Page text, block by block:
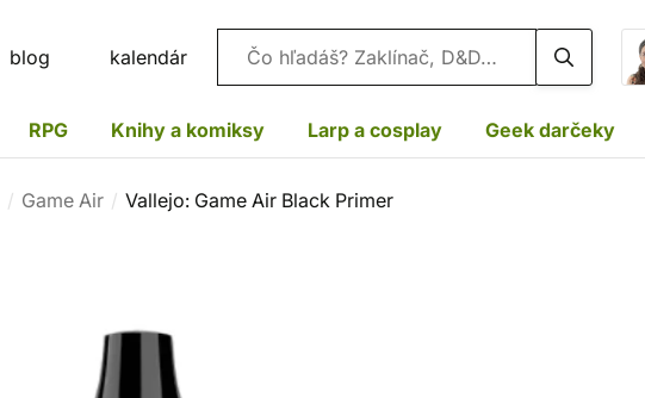
blog kalendár Vyhľadávanie
RPG Knihy a komiksy Larp a cosplay Geek darčeky
Game Air Vallejo: Game Air Black Primer